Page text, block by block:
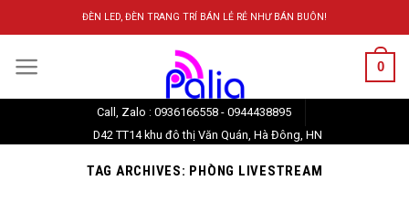
to
ĐÈN LED, ĐÈN TRANG TRÍ BÁN LẺ RẺ NHƯ BÁN BUÔN!
0
Call, Zalo : 0936166558 - 0944438895
D42 TT14 khu đô thị Văn Quán, Hà Đông, HN
TAG ARCHIVES: PHÒNG LIVESTREAM